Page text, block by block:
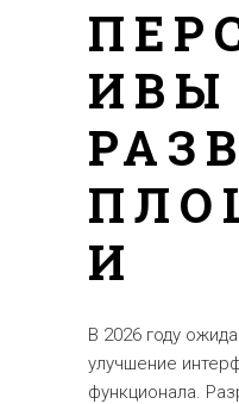
ИВЫ
И
В 2026 году
улучшение
функционала.